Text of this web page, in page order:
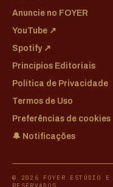
Anuncie no FOYER
YouTube ↗
Spotify ↗
Princípios Editoriais
Política de Privacidade
Termos de Uso
Preferências de cookies
🔔 Notificações
© 2026 FOYER ESTÚDIO E